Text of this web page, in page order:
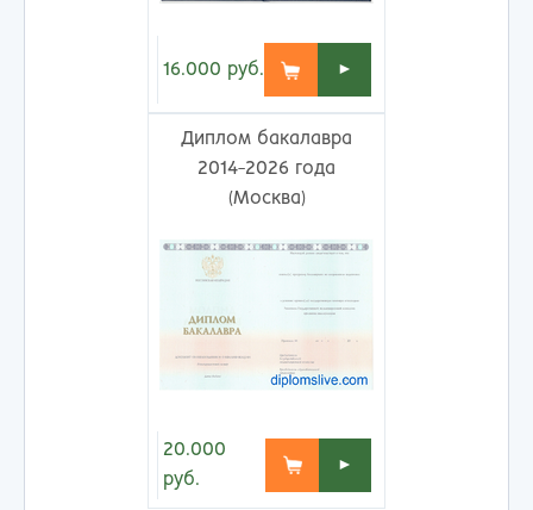
16.000 руб. ►
Диплом бакалавра
2014-2026 года
(Москва)
20.000
руб.
►